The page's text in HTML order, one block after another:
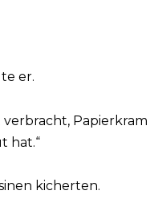
er.
verbracht,
hat.“
kicherten.